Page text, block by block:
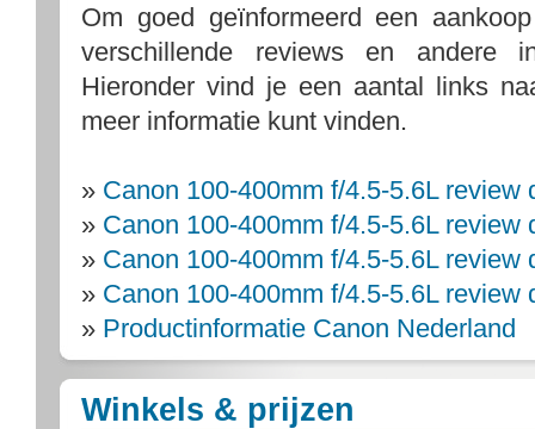
Om goed geïnformeerd een
verschillende reviews en andere
Hieronder vind je een aantal links
meer informatie kunt vinden.
» Canon 100-400mm f/4.5-5.6L review
» Canon 100-400mm f/4.5-5.6L review
» Canon 100-400mm f/4.5-5.6L review
» Canon 100-400mm f/4.5-5.6L review
» Productinformatie Canon Nederland
Winkels & prijzen